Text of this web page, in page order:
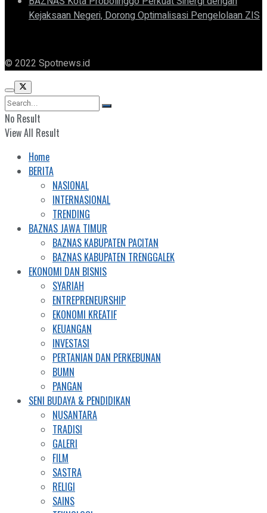
Kejaksaan Negeri, Dorong Optimalisasi Pengelolaan ZIS
© 2022 Spotnews.id
No Result
View All Result
Home
BERITA
NASIONAL
INTERNASIONAL
TRENDING
BAZNAS JAWA TIMUR
BAZNAS KABUPATEN PACITAN
BAZNAS KABUPATEN TRENGGALEK
EKONOMI DAN BISNIS
SYARIAH
ENTREPRENEURSHIP
EKONOMI KREATIF
KEUANGAN
INVESTASI
PERTANIAN DAN PERKEBUNAN
BUMN
PANGAN
SENI BUDAYA & PENDIDIKAN
NUSANTARA
TRADISI
GALERI
FILM
SASTRA
RELIGI
SAINS